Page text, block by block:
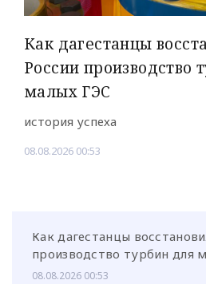
Как дагестанцы
России производство
малых ГЭС
история успеха
08.08.2026 00:53
Как дагестанцы
производство турбин для
08.08.2026 00:53